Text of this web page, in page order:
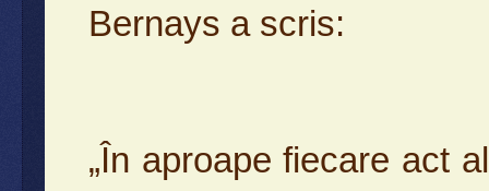
Bernays a scris:
„În aproape fiecare act